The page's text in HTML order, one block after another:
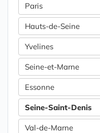
Paris
Hauts-de-Seine
Yvelines
Seine-et-Marne
Essonne
Seine-Saint-Denis
Val-de-Marne